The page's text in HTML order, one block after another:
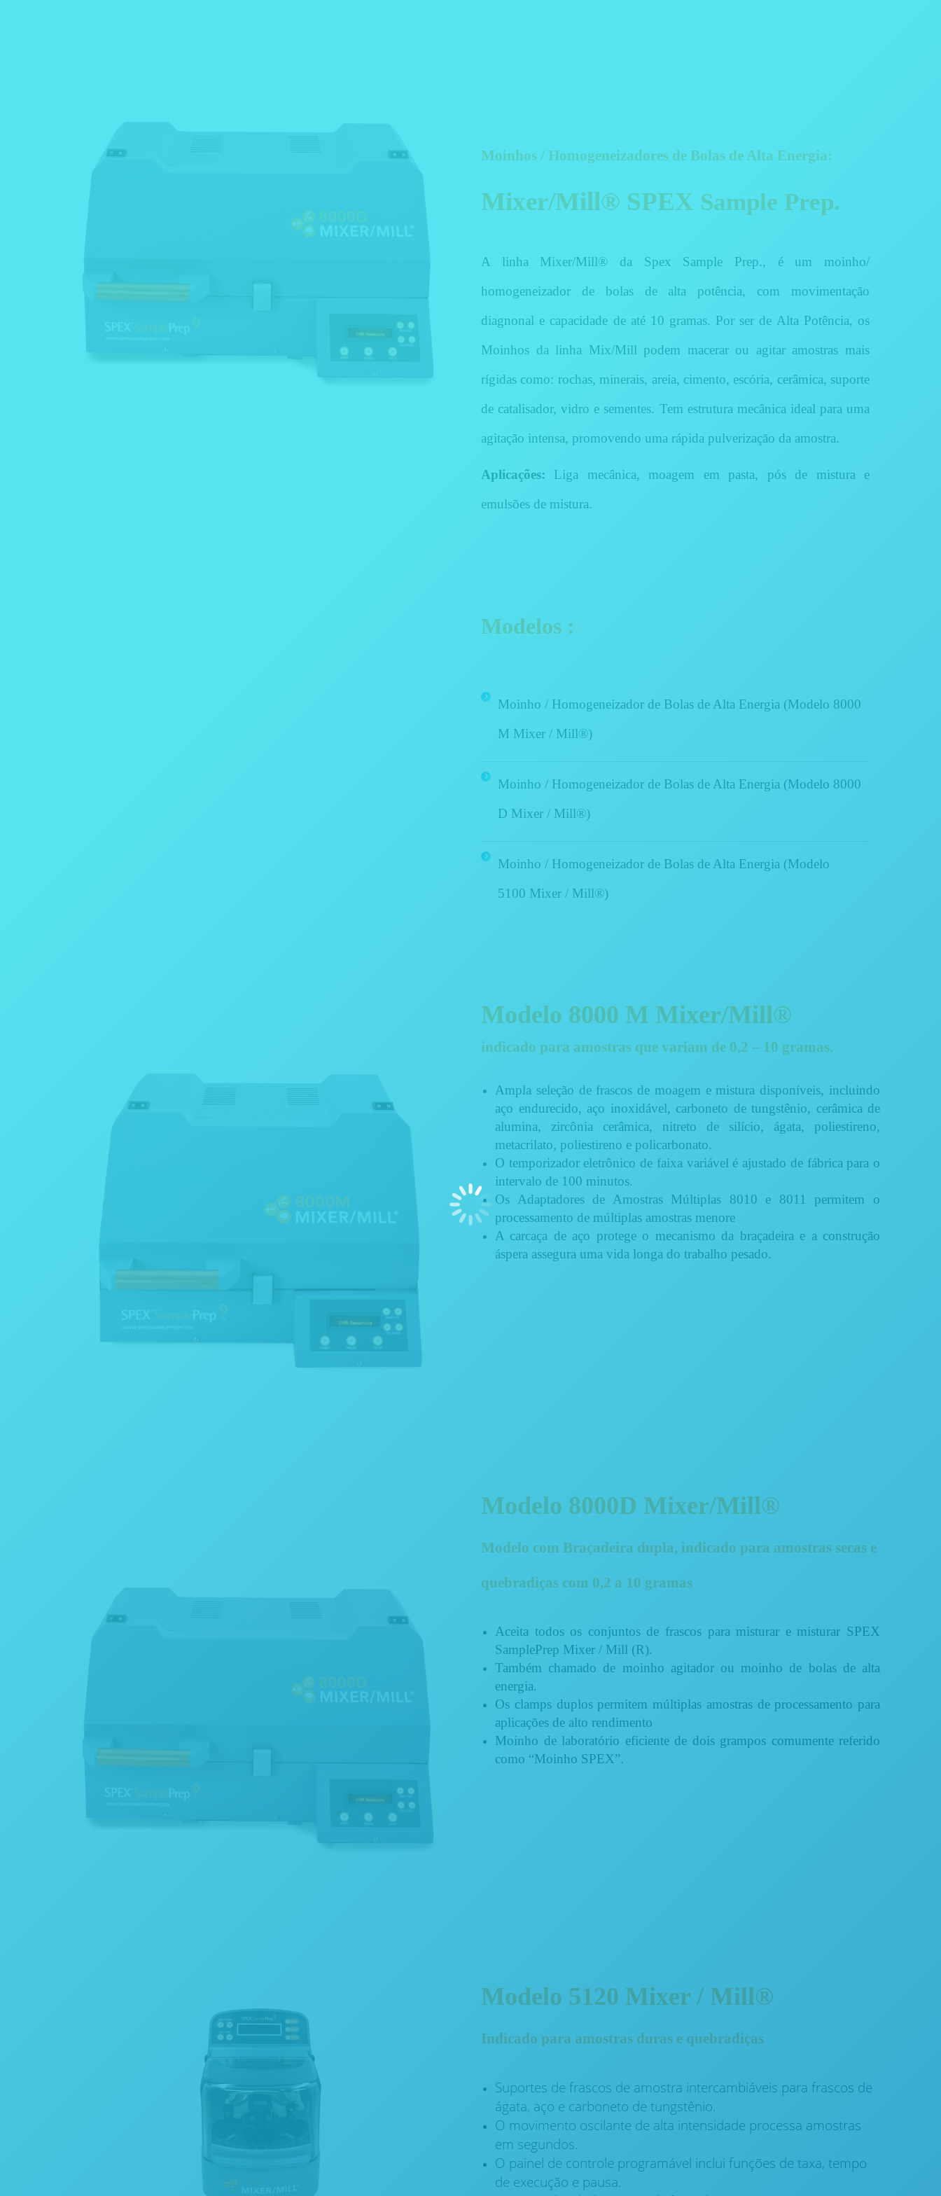
Moinhos / Homogeneizadores de Bolas de Alta Energia:
Mixer/Mill® SPEX Sample Prep.
A linha Mixer/Mill® da Spex Sample Prep., é um moinho/
homogeneizador de bolas de alta potência, com movimentação
diagnonal e capacidade de até 10 gramas. Por ser de Alta Potência, os
Moinhos da linha Mix/Mill podem macerar ou agitar amostras mais
rígidas como: rochas, minerais, areia, cimento, escória, cerâmica, suporte
de catalisador, vidro e sementes. Tem estrutura mecânica ideal para uma
agitação intensa, promovendo uma rápida pulverização da amostra.
Aplicações: Liga mecânica, moagem em pasta, pós de mistura e
emulsões de mistura.
Modelos :
Moinho / Homogeneizador de Bolas de Alta Energia (Modelo 8000
M Mixer / Mill®)
Moinho / Homogeneizador de Bolas de Alta Energia (Modelo 8000
D Mixer / Mill®)
Moinho / Homogeneizador de Bolas de Alta Energia (Modelo
5100 Mixer / Mill®)
Modelo 8000 M Mixer/Mill®
indicado para amostras que variam de 0,2 – 10 gramas.
Ampla seleção de frascos de moagem e mistura disponíveis, incluindo
aço endurecido, aço inoxidável, carboneto de tungstênio, cerâmica de
alumina, zircônia cerâmica, nitreto de silício, ágata, poliestireno,
metacrilato, poliestireno e policarbonato.
O temporizador eletrônico de faixa variável é ajustado de fábrica para o
intervalo de 100 minutos.
Os Adaptadores de Amostras Múltiplas 8010 e 8011 permitem o
processamento de múltiplas amostras menore
A carcaça de aço protege o mecanismo da braçadeira e a construção
áspera assegura uma vida longa do trabalho pesado.
Modelo 8000D Mixer/Mill®
Modelo com Braçadeira dupla, indicado para amostras secas e
quebradiças com 0,2 a 10 gramas
Aceita todos os conjuntos de frascos para misturar e misturar SPEX
SamplePrep Mixer / Mill (R).
Também chamado de moinho agitador ou moinho de bolas de alta
energia.
Os clamps duplos permitem múltiplas amostras de processamento para
aplicações de alto rendimento
Moinho de laboratório eficiente de dois grampos comumente referido
como “Moinho SPEX”.
Modelo 5120 Mixer / Mill®
Indicado para amostras duras e quebradiças
Suportes de frascos de amostra intercambiáveis ​​para frascos de
ágata, aço e carboneto de tungstênio.
O movimento oscilante de alta intensidade processa amostras
em segundos.
O painel de controle programável inclui funções de taxa, tempo
de execução e pausa.